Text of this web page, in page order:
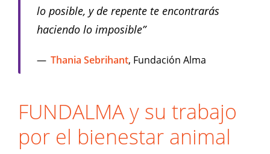
lo posible, y de repente te encontrarás
haciendo lo imposible”
Thania Sebrihant, Fundación Alma
FUNDALMA y su trabajo
por el bienestar animal